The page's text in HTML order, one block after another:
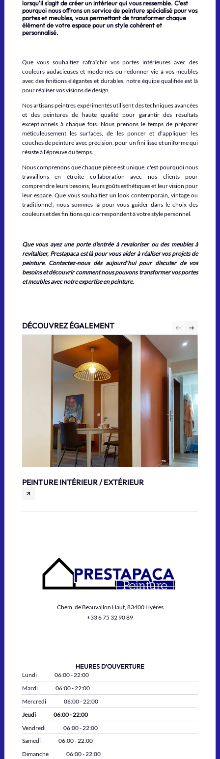
lorsqu'il s'agit de créer un intérieur qui vous ressemble. C'est
pourquoi nous offrons un service de peinture spécialisé pour vos
portes et meubles, vous permettant de transformer chaque
élément de votre espace pour un style cohérent et
personnalisé.
Que vous souhaitiez rafraîchir vos portes intérieures avec des
couleurs audacieuses et modernes ou redonner vie à vos meubles
avec des finitions élégantes et durables, notre équipe qualifiée est là
pour réaliser vos visions de design.
Nos artisans peintres expérimentés utilisent des techniques avancées
et des peintures de haute qualité pour garantir des résultats
exceptionnels à chaque fois. Nous prenons le temps de préparer
méticuleusement les surfaces, de les poncer et d'appliquer les
couches de peinture avec précision, pour un fini lisse et uniforme qui
résiste à l'épreuve du temps.
Nous comprenons que chaque pièce est unique, c'est pourquoi nous
travaillons en étroite collaboration avec nos clients pour
comprendre leurs besoins, leurs goûts esthétiques et leur vision pour
leur espace. Que vous souhaitiez un look contemporain, vintage ou
traditionnel, nous sommes là pour vous guider dans le choix des
couleurs et des finitions qui correspondent à votre style personnel.
Que vous ayez une porte d'entrée à revaloriser ou des meubles à
revitaliser, Prestapaca est là pour vous aider à réaliser vos projets de
peinture. Contactez-nous dès aujourd'hui pour discuter de vos
besoins et découvrir comment nous pouvons transformer vos portes
et meubles avec notre expertise en peinture.
DÉCOUVREZ ÉGALEMENT
PEINTURE INTÉRIEUR / EXTÉRIEUR
Chem. de Beauvallon Haut, 83400 Hyères
+33 6 75 32 90 89
HEURES D'OUVERTURE
Lundi
06:00 - 22:00
Mardi
06:00 - 22:00
Mercredi
06:00 - 22:00
Jeudi
06:00 - 22:00
Vendredi
06:00 - 22:00
Samedi
06:00 - 22:00
Dimanche
06:00 - 22:00